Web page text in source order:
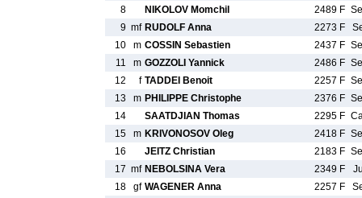
8
NIKOLOV Momchil 2489 F
9 mf RUDOLF Anna 2273 F
10
m COSSIN Sebastien 2437 F
11
m GOZZOLI Yannick 2486 F
12
f TADDEI Benoit 2257 F
13
m PHILIPPE Christophe 2376 F
14
SAATDJIAN Thomas 2295 F
15
m KRIVONOSOV Oleg 2418 F
16
JEITZ Christian 2183 F
17 mf NEBOLSINA Vera 2349 F
18
gf WAGENER Anna 2257 F